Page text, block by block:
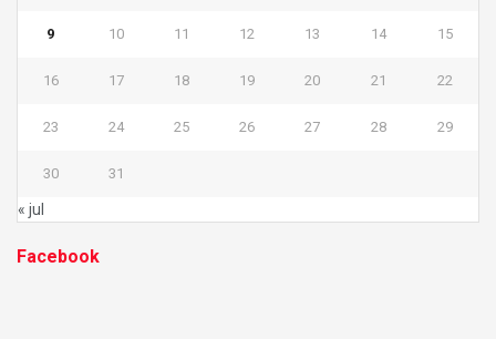
9 10 11 12 13 14 15
16 17 18 19 20 21 22
23 24 25 26 27 28 29
30 31
« jul
Facebook